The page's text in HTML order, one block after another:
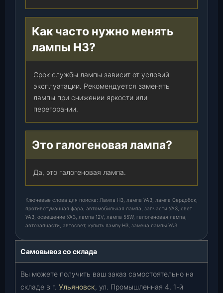
Как часто нужно менять
лампы Н3?
Срок службы лампы зависит от условий
эксплуатации. Рекомендуется заменять
лампы при снижении яркости или
перегорании.
Это галогеновая лампа?
Да, это галогеновая лампа.
Ключевые слова для поиска: Лампа H3, лампа УАЗ, лампа Сердобск,
противотуманная фара, автомобильная лампа, запчасти УАЗ, свет
УАЗ, освещение УАЗ, лампа 12V, лампа 55W, галогеновая лампа,
автозапчасти, автосвет, купить лампу H3, замена лампы УАЗ
Самовывоз со склада
Вы можете получить ваш заказ самостоятельно на
складе в г. Ульяновск, ул. Промышленная 4, 1-й